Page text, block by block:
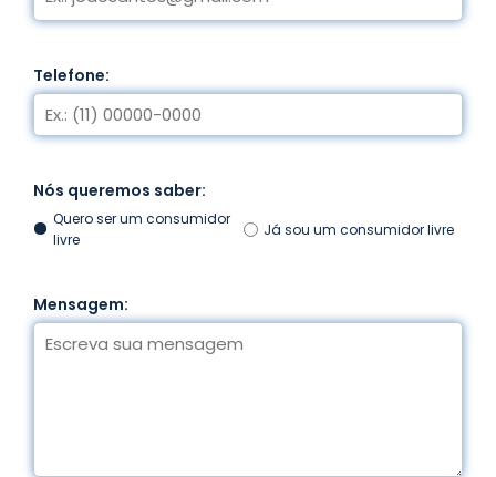
Telefone:
Nós queremos saber:
Quero ser um consumidor
livre
Já sou um consumidor livre
Mensagem: